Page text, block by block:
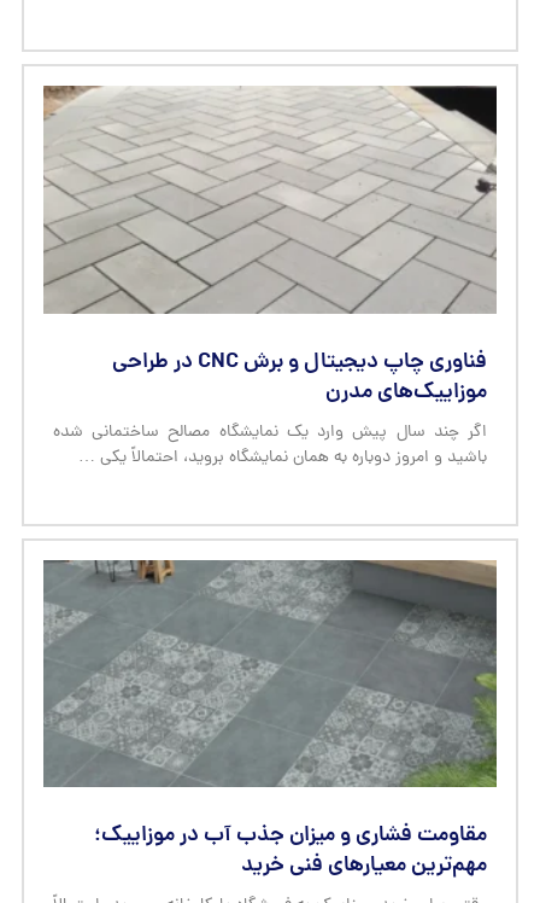
فناوری چاپ دیجیتال و برش CNC در طراحی
موزاییک‌های مدرن
اگر چند سال پیش وارد یک نمایشگاه مصالح ساختمانی شده
باشید و امروز دوباره به همان نمایشگاه بروید، احتمالاً یکی …
مقاومت فشاری و میزان جذب آب در موزاییک؛
مهم‌ترین معیارهای فنی خرید